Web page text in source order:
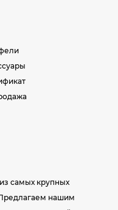
самых крупных
нашим